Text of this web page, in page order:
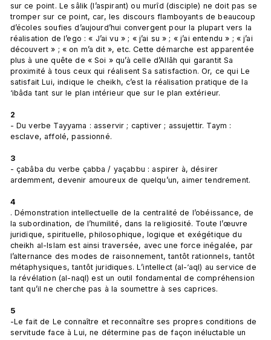
sur ce point. Le sâlik (l’aspirant) ou murîd (disciple) ne doit pas se
tromper sur ce point, car, les discours flamboyants de beaucoup
d’écoles soufies d’aujourd’hui convergent pour la plupart vers la
réalisation de l’ego : « J’ai vu » ; « j’ai su » ; « j’ai entendu » ; « j’ai
découvert » ; « on m’a dit », etc. Cette démarche est apparentée
plus à une quête de « Soi » qu’à celle d’Allâh qui garantit Sa
proximité à tous ceux qui réalisent Sa satisfaction. Or, ce qui Le
satisfait Lui, indique le cheikh, c’est la réalisation pratique de la
‘ibâda tant sur le plan intérieur que sur le plan extérieur.
2
- Du verbe Tayyama : asservir ; captiver ; assujettir. Taym :
esclave, affolé, passionné.
3
- çabâba du verbe çabba / yaçabbu : aspirer à, désirer
ardemment, devenir amoureux de quelqu’un, aimer tendrement.
4
. Démonstration intellectuelle de la centralité de l’obéissance, de
la subordination, de l’humilité, dans la religiosité. Toute l’œuvre
juridique, spirituelle, philosophique, logique et exégétique du
cheikh al-Islam est ainsi traversée, avec une force inégalée, par
l’alternance des modes de raisonnement, tantôt rationnels, tantôt
métaphysiques, tantôt juridiques. L’intellect (al-‘aql) au service de
la révélation (al-naql) est un outil fondamental de compréhension
tant qu’il ne cherche pas à la soumettre à ses caprices.
5
-Le fait de Le connaître et reconnaître ses propres conditions de
servitude face à Lui, ne détermine pas de façon inéluctable un